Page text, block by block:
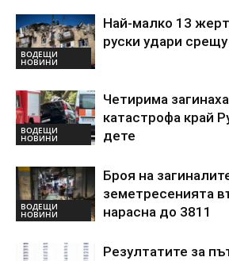
ВОДЕЩИ
НОВИНИ
Най-малко 13
руски удари
ВОДЕЩИ
НОВИНИ
Четирима
катастрофа край
дете
ВОДЕЩИ
НОВИНИ
Броя на
земетресенията
нарасна до 3811
Резултатите за